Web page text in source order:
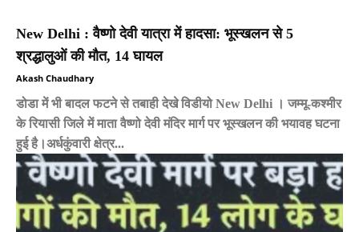
New Delhi : वैष्णो देवी यात्रा में हादसा: भूस्खलन से 5
श्रद्धालुओं की मौत, 14 घायल
Akash Chaudhary
डोडा में भी बादल फटने से तबाही देखे विडीयो New Delhi । जम्मू-कश्मीर
के रियासी जिले में माता वैष्णो देवी मंदिर मार्ग पर भूस्खलन की भयावह घटना
हुई है।अर्धकुंवारी क्षेत्र...